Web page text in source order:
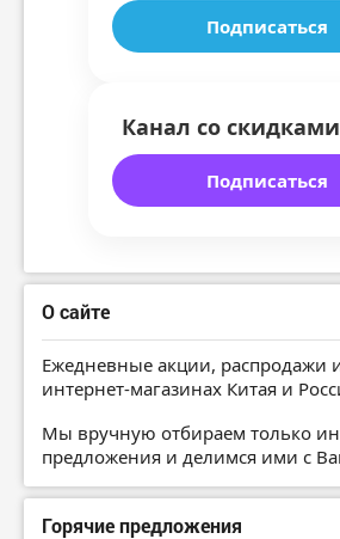
Подписаться
Канал со
Подписаться
О сайте
Ежедневные акции, распродажи
интернет-магазинах Китая и
Мы вручную отбираем только
предложения и делимся ими с
Горячие предложения